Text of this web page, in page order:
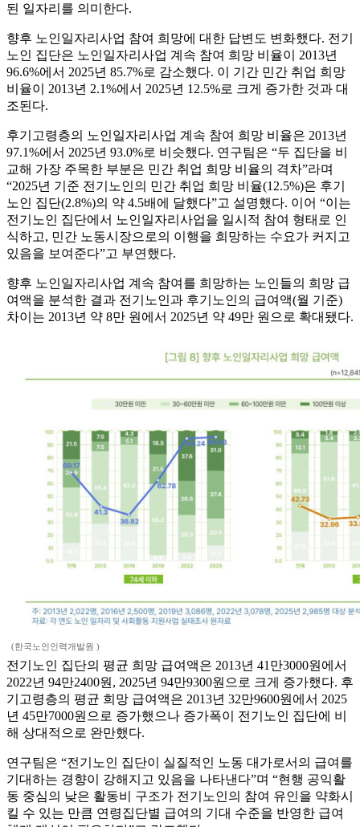
된 일자리를 의미한다.
향후 노인일자리사업 참여 희망에 대한 답변도 변화했다. 전기
노인 집단은 노인일자리사업 계속 참여 희망 비율이 2013년
96.6%에서 2025년 85.7%로 감소했다. 이 기간 민간 취업 희망
비율이 2013년 2.1%에서 2025년 12.5%로 크게 증가한 것과 대
조된다.
후기고령층의 노인일자리사업 계속 참여 희망 비율은 2013년
97.1%에서 2025년 93.0%로 비슷했다. 연구팀은 “두 집단을 비
교해 가장 주목한 부분은 민간 취업 희망 비율의 격차”라며
“2025년 기준 전기노인의 민간 취업 희망 비율(12.5%)은 후기
노인 집단(2.8%)의 약 4.5배에 달했다”고 설명했다. 이어 “이는
전기노인 집단에서 노인일자리사업을 일시적 참여 형태로 인
식하고, 민간 노동시장으로의 이행을 희망하는 수요가 커지고
있음을 보여준다”고 부연했다.
향후 노인일자리사업 계속 참여를 희망하는 노인들의 희망 급
여액을 분석한 결과 전기노인과 후기노인의 급여액(월 기준)
차이는 2013년 약 8만 원에서 2025년 약 49만 원으로 확대됐다.
(한국노인인력개발원 )
전기노인 집단의 평균 희망 급여액은 2013년 41만3000원에서
2022년 94만2400원, 2025년 94만9300원으로 크게 증가했다. 후
기고령층의 평균 희망 급여액은 2013년 32만9600원에서 2025
년 45만7000원으로 증가했으나 증가폭이 전기노인 집단에 비
해 상대적으로 완만했다.
연구팀은 “전기노인 집단이 실질적인 노동 대가로서의 급여를
기대하는 경향이 강해지고 있음을 나타낸다”며 “현행 공익활
동 중심의 낮은 활동비 구조가 전기노인의 참여 유인을 약화시
킬 수 있는 만큼 연령집단별 급여의 기대 수준을 반영한 급여